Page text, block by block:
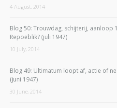
4 August, 2014
Blog 50: Trouwdag, schijterij, aanloop
Repoeblik? (juli 1947)
10 July, 2014
Blog 49: Ultimatum loopt af, actie of
(juni 1947)
30 June, 2014